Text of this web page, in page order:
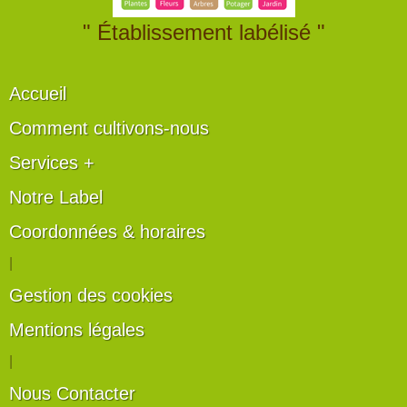
" Établissement labélisé "
Accueil
Comment cultivons-nous
Services +
Notre Label
Coordonnées & horaires
Gestion des cookies
Mentions légales
Nous Contacter